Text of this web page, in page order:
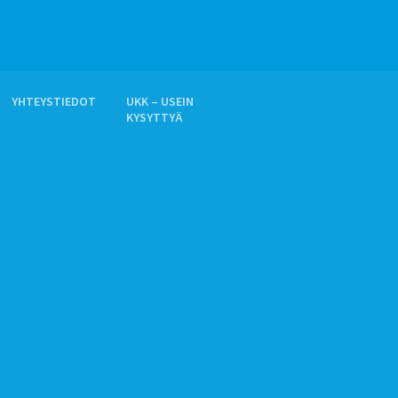
YHTEYSTIEDOT
UKK – USEIN
KYSYTTYÄ